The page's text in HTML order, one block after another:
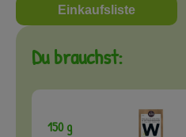
Einkaufsliste
Du brauchst:
150 g